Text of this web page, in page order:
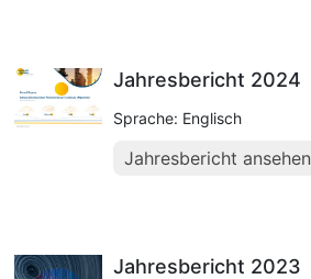
Jahresbericht 2024
Sprache: Englisch
Jahresbericht ansehen
Jahresbericht 2023